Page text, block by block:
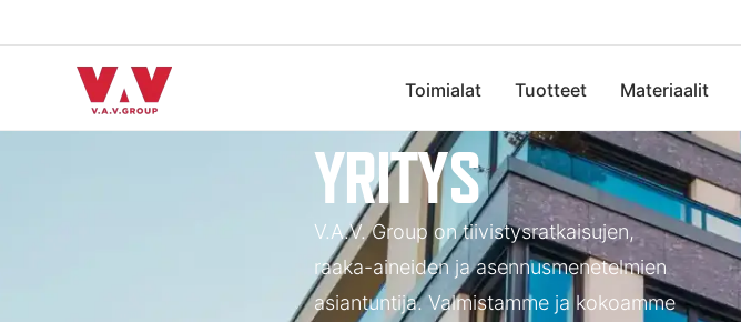
Toimialat Tuotteet Materiaalit
YRITYS
V.A.V. Group on tiivistysratkaisujen,
raaka-aineiden ja asennusmenetelmien
asiantuntija. Valmistamme ja kokoamme